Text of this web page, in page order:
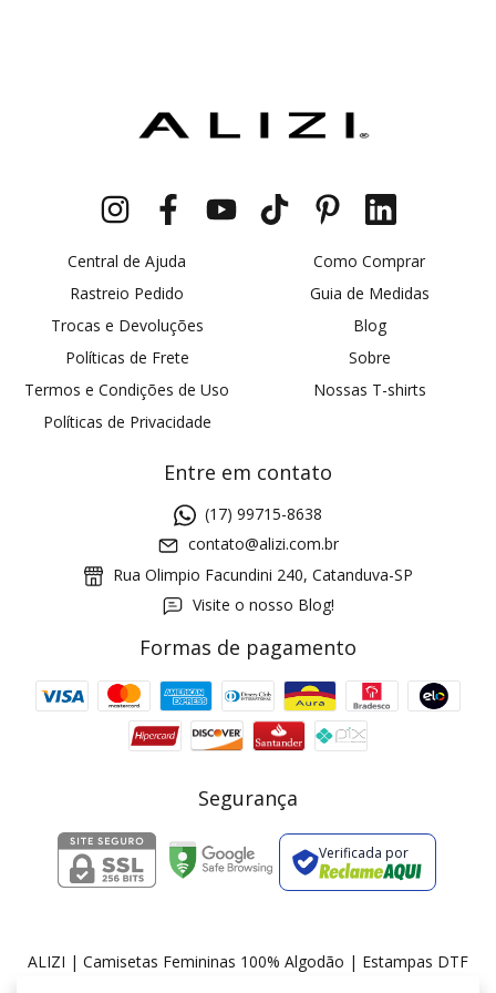
Central de Ajuda
Rastreio Pedido
Trocas e Devoluções
Políticas de Frete
Termos e Condições de Uso
Políticas de Privacidade
Como Comprar
Guia de Medidas
Blog
Sobre
Nossas T-shirts
Entre em contato
(17) 99715-8638
contato@alizi.com.br
Rua Olimpio Facundini 240, Catanduva-SP
Visite o nosso Blog!
Formas de pagamento
Segurança
Verificada por
ALIZI | Camisetas Femininas 100% Algodão | Estampas DTF
Cupom 1a compra: GANHE5
2 pecas 7% OFF